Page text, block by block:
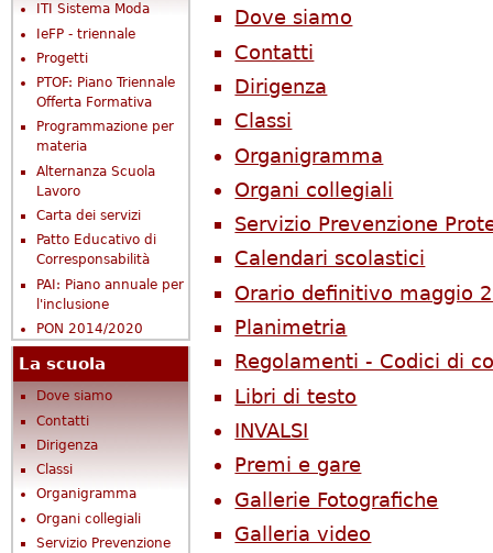
Dove siamo
Contatti
Dirigenza
Classi
Organigramma
Organi collegiali
Servizio Prevenzione
Calendari scolastici
Orario definitivo maggio
Planimetria
Regolamenti - Codici di
Libri di testo
INVALSI
Premi e gare
Gallerie Fotografiche
Galleria video
ITI Sistema Moda
IeFP - triennale
Progetti
PTOF: Piano Triennale
Offerta Formativa
Programmazione per
materia
Alternanza Scuola
Lavoro
Carta dei servizi
Patto Educativo di
Corresponsabilità
PAI: Piano annuale per
l'inclusione
PON 2014/2020
La scuola
Dove siamo
Contatti
Dirigenza
Classi
Organigramma
Organi collegiali
Servizio Prevenzione